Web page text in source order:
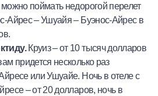
поймать недорогой перелет
Айрес – Ушуайя – Буэнос-Айрес в
Круиз – от 10 тысяч долларов
придется несколько раз
или Ушуайе. Ночь в отеле с
– от 20 долларов, ночь в